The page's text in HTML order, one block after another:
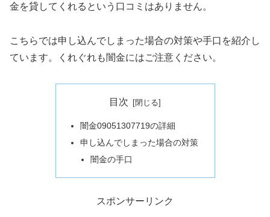
金を貸してくれるという口コミはありません。
こちらでは申し込んでしまった場合の対策や手口を紹介し
ています。くれぐれも闇金にはご注意ください。
目次
闇金09051307719の詳細
申し込んでしまった場合の対策
闇金の手口
スポンサーリンク